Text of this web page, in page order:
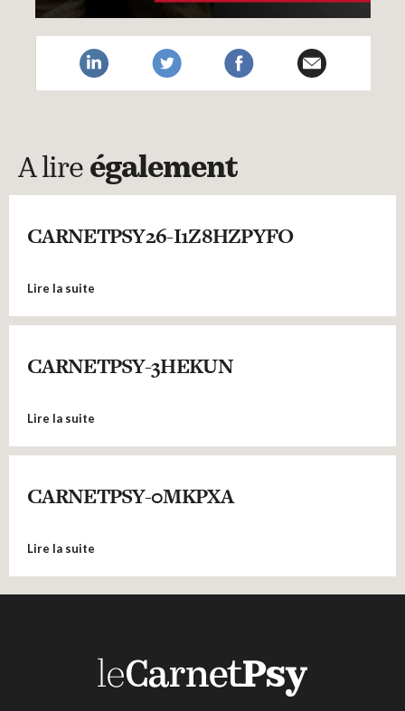
A lire également
CARNETPSY26-I1Z8HZPYFO
Lire la suite
CARNETPSY-3HEKUN
Lire la suite
CARNETPSY-0MKPXA
Lire la suite